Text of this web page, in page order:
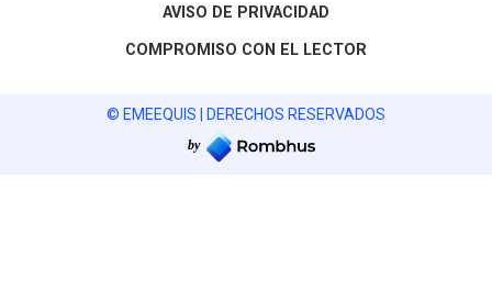
AVISO DE PRIVACIDAD
COMPROMISO CON EL LECTOR
© EMEEQUIS | DERECHOS RESERVADOS
by